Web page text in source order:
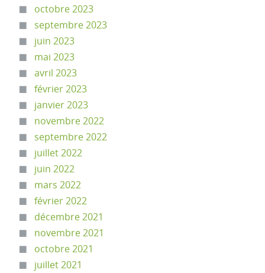
octobre 2023
septembre 2023
juin 2023
mai 2023
avril 2023
février 2023
janvier 2023
novembre 2022
septembre 2022
juillet 2022
juin 2022
mars 2022
février 2022
décembre 2021
novembre 2021
octobre 2021
juillet 2021